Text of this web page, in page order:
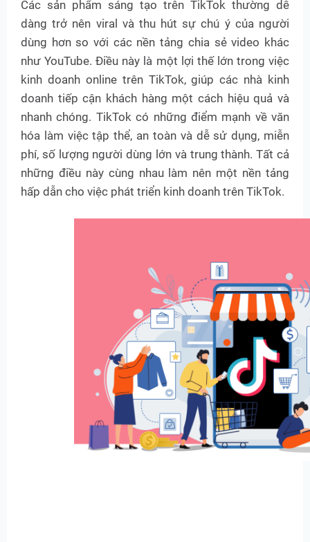
Các sản phẩm sáng tạo trên TikTok thường dễ
dàng trở nên viral và thu hút sự chú ý của người
dùng hơn so với các nền tảng chia sẻ video khác
như YouTube. Điều này là một lợi thế lớn trong việc
kinh doanh online trên TikTok, giúp các nhà kinh
doanh tiếp cận khách hàng một cách hiệu quả và
nhanh chóng. TikTok có những điểm mạnh về văn
hóa làm việc tập thể, an toàn và dễ sử dụng, miễn
phí, số lượng người dùng lớn và trung thành. Tất cả
những điều này cùng nhau làm nên một nền tảng
hấp dẫn cho việc phát triển kinh doanh trên TikTok.